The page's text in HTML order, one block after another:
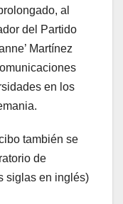
al
del Partido
Martínez
en los
también se
de
siglas en inglés)